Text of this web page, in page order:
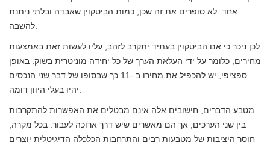
אחד. לא סופרים את זה שכן, כמות הביטקוין שאבדה ובלתי ניתנת
לכן ניכר כי אם הביטקוין בעתיד יתקרב לזהב, עליו לעשות זאת באמצעות
מחירים, כלומר על ידי העלאת הערך של כל יחידה מוניטרית בשוק. באופן
ספציפי, יש להכפיל את מחירו ב -11 כך שבסופו של דבר שני הנכסים
מטבע הדברים, חישובים אלה אינם מבטלים את האפשרות להתקרבות
בין שני הערכים, אך הם מאשרים שיש דרך ארוכה לעבור. בכל מקרה,
חוסר היציבות של מטבעות רבים והתרחבות הכלכלה הדיגיטלית יוצרים